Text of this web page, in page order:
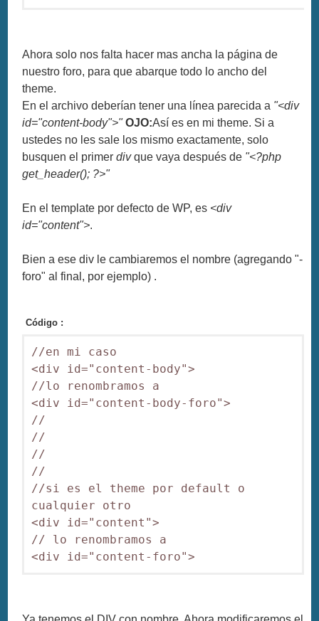
Ahora solo nos falta hacer mas ancha la página de
nuestro foro, para que abarque todo lo ancho del
theme.
En el archivo deberían tener una línea parecida a "<div
id="content-body">" OJO:Así es en mi theme. Si a
ustedes no les sale los mismo exactamente, solo
busquen el primerdivque vaya después de "<?php
get_header(); ?>"
En el template por defecto de WP, es <div
id="content">.
Bien a ese div le cambiaremos el nombre (agregando "-
foro" al final, por ejemplo) .
Código :
//en mi caso
<div id="content-body">
//lo renombramos a
<div id="content-body-foro">
//
//
//
//
//si es el theme por default o
cualquier otro
<div id="content">
// lo renombramos a